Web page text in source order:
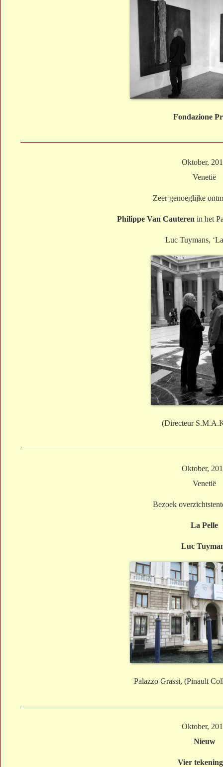
Fondazione
Oktober,
Venetië
Zeer genoeglijke
Philippe Van Cauteren in het
Luc Tuymans,
(Directeur
Oktober,
Venetië
Bezoek
La Pelle
Luc
Palazzo Grassi, (Pinault
Oktober,
Nieuw
Vier